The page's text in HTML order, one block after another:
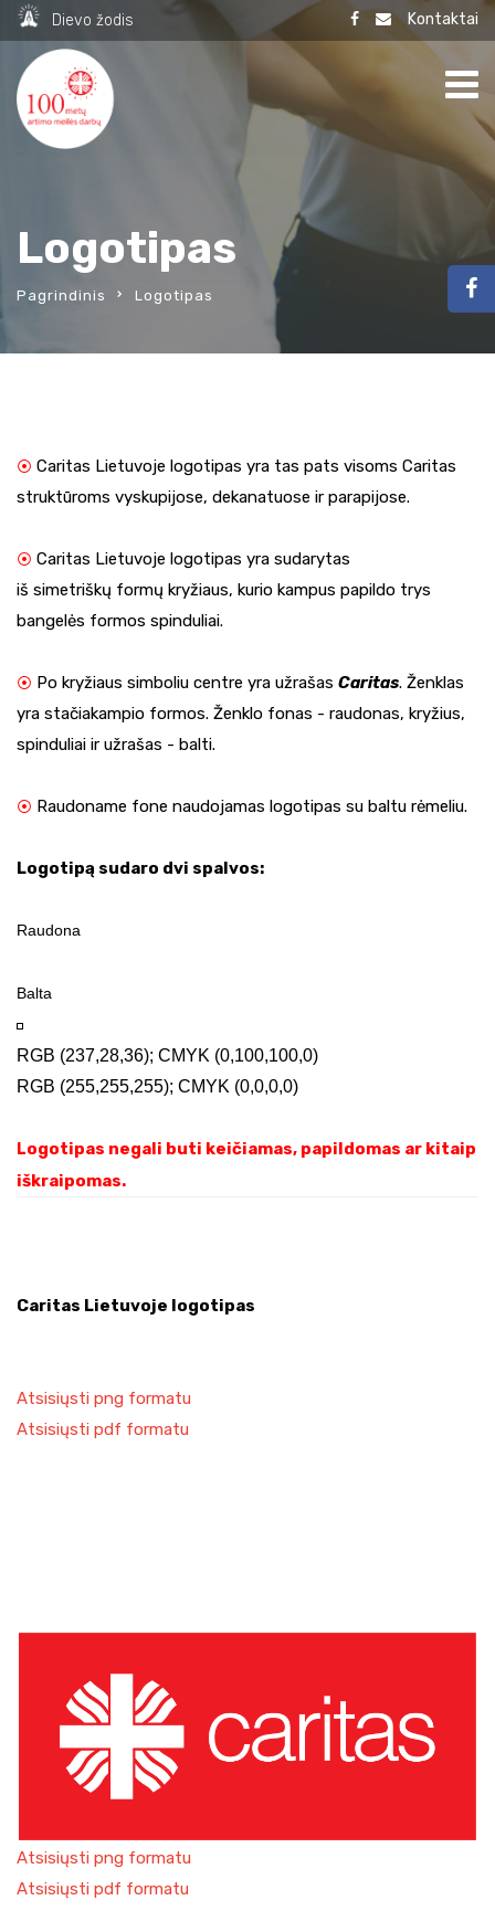
Dievo žodis Kontaktai
Logotipas
Pagrindinis Logotipas
⦿ Caritas Lietuvoje logotipas yra tas pats visoms Caritas
struktūroms vyskupijose, dekanatuose ir parapijose.
⦿ Caritas Lietuvoje logotipas yra sudarytas
iš simetriškų formų kryžiaus, kurio kampus papildo trys
bangelės formos spinduliai.
⦿ Po kryžiaus simboliu centre yra užrašas Caritas. Ženklas
yra stačiakampio formos. Ženklo fonas - raudonas, kryžius,
spinduliai ir užrašas - balti.
⦿ Raudoname fone naudojamas logotipas su baltu rėmeliu.
Logotipą sudaro dvi spalvos:
Raudona
Balta
RGB (237,28,36); CMYK (0,100,100,0)
RGB (255,255,255); CMYK (0,0,0,0)
Logotipas negali buti keičiamas, papildomas ar kitaip
iškraipomas.
Caritas Lietuvoje logotipas
Atsisiųsti png formatu
Atsisiųsti pdf formatu
Atsisiųsti png formatu
Atsisiųsti pdf formatu